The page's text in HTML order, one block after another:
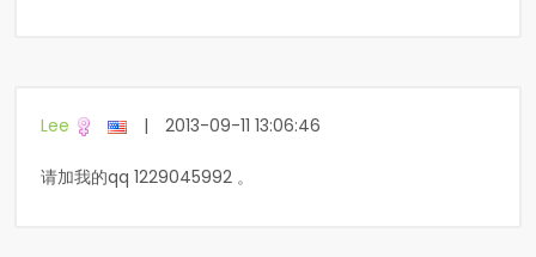
Lee | 2013-09-11 13:06:46
请加我的qq 1229045992 。